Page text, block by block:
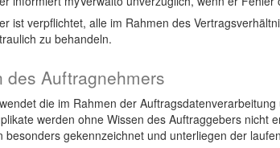
ist verpflichtet, alle im Rahmen des
zu behandeln.
des Auftragnehmers
die im Rahmen der
werden ohne Wissen des Auftraggebers nicht
besonders gekennzeichnet und unterliegen der